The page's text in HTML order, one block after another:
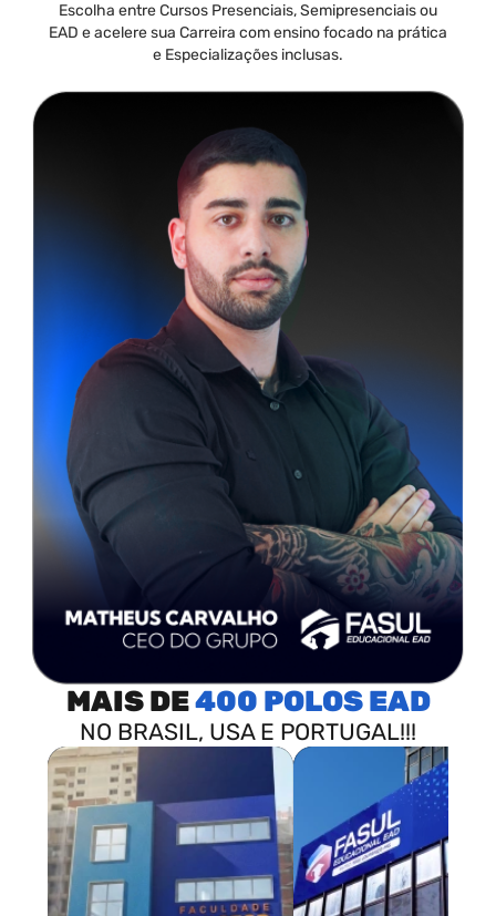
Escolha entre Cursos Presenciais, Semipresenciais ou
EAD e acelere sua Carreira com ensino focado na prática
e Especializações inclusas.
MAIS DE400 POLOS
NO BRASIL, USA E PORTUGAL!!!